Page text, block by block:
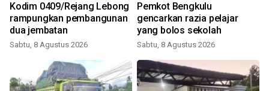
Kodim 0409/Rejang Lebong
rampungkan pembangunan
dua jembatan
Sabtu, 8 Agustus 2026
Pemkot Bengkulu
gencarkan razia pelajar
yang bolos sekolah
Sabtu, 8 Agustus 2026